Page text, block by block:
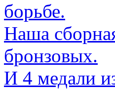
борьбе.
Наша
бронзовых.
И 4 медали